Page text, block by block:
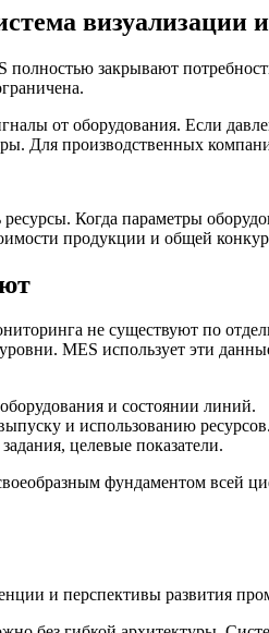
визуализации
полностью закрывают
от оборудования. Если
Для производственных
Когда параметры
продукции и общей
не существуют по
MES использует эти
и состоянии линий.
и использованию ресурсов.
целевые показатели.
фундаментом всей